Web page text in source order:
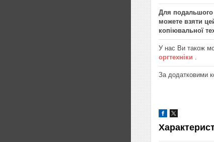
Для подальшого
можете взяти
копіювальної
У нас Ви також
оргтехніки
За додатковими